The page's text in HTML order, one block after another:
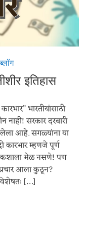
ब्लॉग
इतिहास
भारतीयांसाठी
नाही! सरकार दरबारी
आहे. सगळ्यांना या
कारभार म्हणजे पूर्ण
कशाला मेळ नसणे! पण
आला कुठून?
[…]